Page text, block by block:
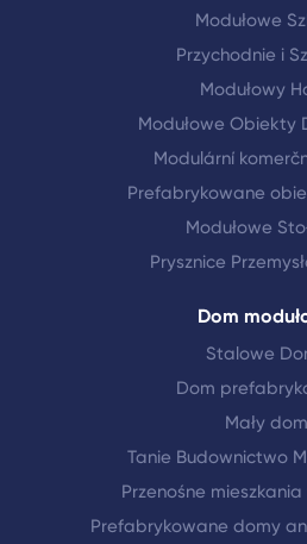
Modułowe
Przychodnie i
Modułowy
Modułowe Obiekty
Modulární
Prefabrykowane
Modułowe
Prysznice
Dom
Stalowe
Dom
Mały dom
Tanie Budownictwo
Przenośne
Prefabrykowane domy